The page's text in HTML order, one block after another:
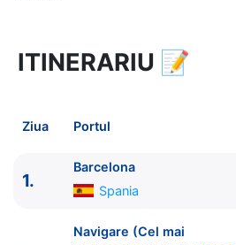
8 zile vacanta de croaziera in
Marea Mediterana de Vest -
Plecare pe 12 Oct 2026 din
Costa Cruises
ITINERARIU 📝
Ziua Portul
1.
Barcelona
Spania
Navigare (Cel mai